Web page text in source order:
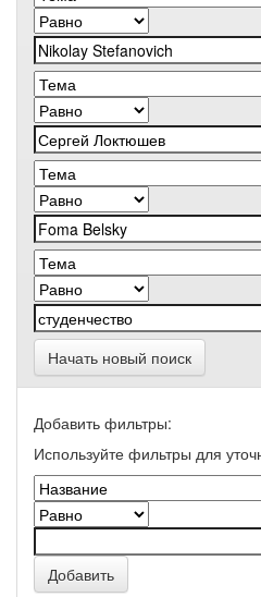
Начать новый поиск
Добавить фильтры:
Используйте фильтры для